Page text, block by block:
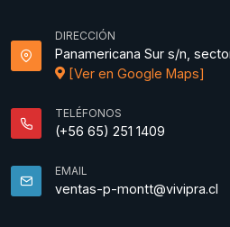
DIRECCIÓN
Panamericana Sur s/n,
[Ver en Google Maps]
TELÉFONOS
(+56 65) 251 1409
EMAIL
ventas-p-montt@vivipra.cl